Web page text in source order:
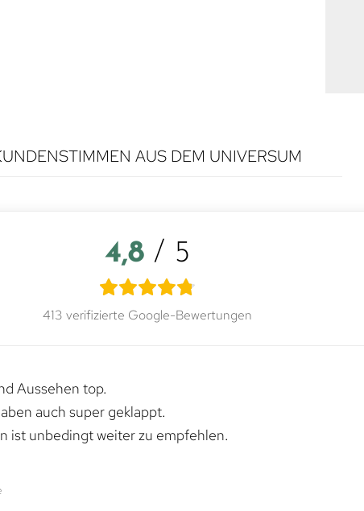
AUS DEM UNIVERSUM
4,8 / 5
413 verifizierte Google-Bewertungen
Aussehen top.
auch super geklappt.
ist unbedingt weiter zu empfehlen.